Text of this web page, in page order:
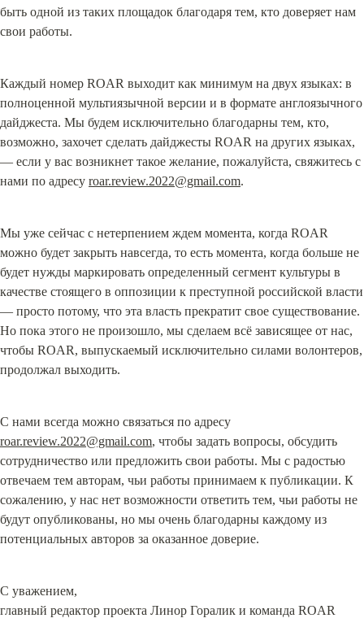
быть одной из таких площадок благодаря тем, кто доверяет нам
свои работы.
Каждый номер ROAR выходит как минимум на двух языках: в
полноценной мультиязычной версии и в формате англоязычного
дайджеста. Мы будем исключительно благодарны тем, кто,
возможно, захочет сделать дайджесты ROAR на других языках,
— если у вас возникнет такое желание, пожалуйста, свяжитесь с
нами по адресу roar.review.2022@gmail.com.
Мы уже сейчас с нетерпением ждем момента, когда ROAR
можно будет закрыть навсегда, то есть момента, когда больше не
будет нужды маркировать определенный сегмент культуры в
качестве стоящего в оппозиции к преступной российской власти
— просто потому, что эта власть прекратит свое существование.
Но пока этого не произошло, мы сделаем всё зависящее от нас,
чтобы ROAR, выпускаемый исключительно силами волонтеров,
продолжал выходить.
roar.review.2022@gmail.com, чтобы задать вопросы, обсудить
сотрудничество или предложить свои работы. Мы с радостью
отвечаем тем авторам, чьи работы принимаем к публикации. К
сожалению, у нас нет возможности ответить тем, чьи работы не
будут опубликованы, но мы очень благодарны каждому из
потенциальных авторов за оказанное доверие.
С уважением,
главный редактор проекта Линор Горалик и команда ROAR